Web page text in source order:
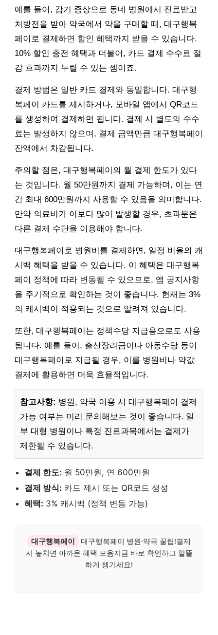
예를 들어, 감기 증상으로 동네 병원에서 진료받고
처방전을 받아 약국에서 약을 구매할 때, 대구행복
페이로 결제하면 할인 혜택까지 받을 수 있습니다.
10% 할인 충전 혜택과 더불어, 카드 결제 수수료 절
감 효과까지 누릴 수 있는 셈이죠.
결제 방법은 일반 카드 결제와 동일합니다. 대구행
복페이 카드를 제시하거나, 모바일 앱에서 QR코드
를 생성하여 결제하면 됩니다. 결제 시 별도의 수수
료는 발생하지 않으며, 결제 금액만큼 대구행복페이
잔액에서 차감됩니다.
주의할 점은, 대구행복페이의 월 결제 한도가 있다
는 것입니다. 월 50만원까지 결제 가능하며, 이는 연
간 최대 600만원까지 사용할 수 있음을 의미합니다.
만약 의료비가 이보다 많이 발생할 경우, 초과분은
다른 결제 수단을 이용해야 합니다.
대구행복페이로 병원비를 결제하면, 일정 비율의 캐
시백 혜택을 받을 수 있습니다. 이 혜택은 대구행복
페이 정책에 따라 변동될 수 있으므로, 앱 공지사항
을 주기적으로 확인하는 것이 좋습니다. 현재는 3%
의 캐시백이 적용되는 것으로 알려져 있습니다.
또한, 대구행복페이는 정책수당 지급용으로도 사용
됩니다. 예를 들어, 출산장려금이나 아동수당 등이
대구행복페이로 지급될 경우, 이를 병원비나 약값
결제에 활용하면 더욱 효율적입니다.
참고사항: 병원, 약국 이용 시 대구행복페이 결제
가능 여부는 미리 문의해보는 것이 좋습니다. 일
부 대형 병원이나 특정 진료과목에서는 결제가
제한될 수 있습니다.
결제 한도: 월 50만원, 연 600만원
결제 방식: 카드 제시 또는 QR코드 생성
혜택: 3% 캐시백 (정책 변동 가능)
대구행복페이
대구행복페이 병원·약국 꿀팁!결제
시 놓치면 아까운 혜택 모음지금 바로 확인하고 알뜰
하게 챙기세요!